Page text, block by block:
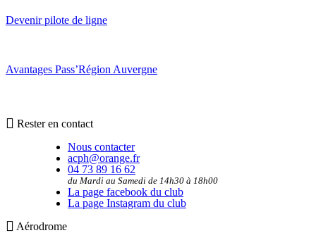
Devenir pilote de ligne
Avantages Pass’Région Auvergne
Rester en contact
Nous contacter
acph@orange.fr
04 73 89 16 62
du Mardi au Samedi de 14h30 à 18h00
La page facebook du club
La page Instagram du club
Aérodrome